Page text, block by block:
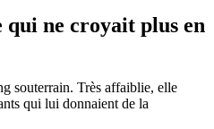
qui ne croyait plus en
souterrain. Très affaiblie, elle
qui lui donnaient de la